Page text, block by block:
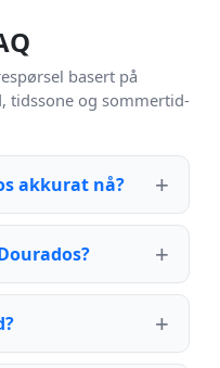
basert på
tidssone og sommertid-
akkurat nå?